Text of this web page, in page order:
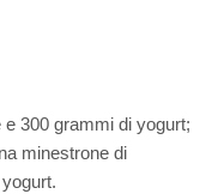
300 grammi di yogurt;
minestrone di